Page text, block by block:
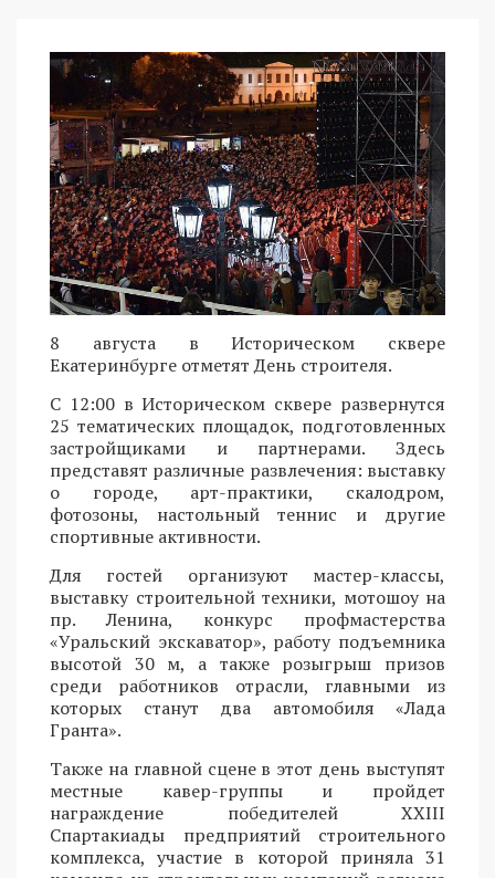
8 августа в Историческом сквере
Екатеринбурге отметят День строителя.
С 12:00 в Историческом сквере развернутся
25 тематических площадок, подготовленных
застройщиками и партнерами. Здесь
представят различные развлечения: выставку
о городе, арт-практики, скалодром,
фотозоны, настольный теннис и другие
спортивные активности.
Для гостей организуют мастер-классы,
выставку строительной техники, мотошоу на
пр. Ленина, конкурс профмастерства
«Уральский экскаватор», работу подъемника
высотой 30 м, а также розыгрыш призов
среди работников отрасли, главными из
которых станут два автомобиля «Лада
Гранта».
Также на главной сцене в этот день выступят
местные кавер-группы и пройдет
награждение победителей XXIII
Спартакиады предприятий строительного
комплекса, участие в которой приняла 31